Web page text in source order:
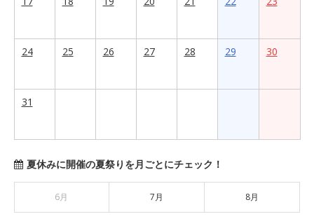
24 25 26 27 28 29 30
31
夏休みに開催の夏祭りを月ごとにチェック！
6月 7月 8月